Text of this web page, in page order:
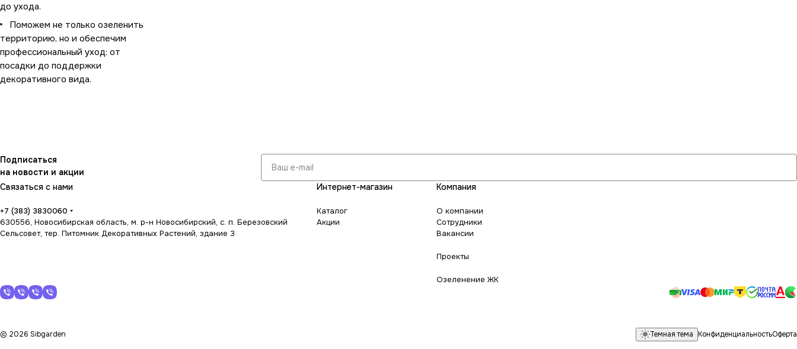
до ухода.
Поможем не только озеленить
территорию, но и обеспечим
профессиональный уход: от
посадки до поддержки
декоративного вида.
Подписаться
на новости и акции
Связаться с нами
+7 (383) 3830060
630556, Новосибирская область, м. р-н Новосибирский, с. п. Березовский
Сельсовет, тер. Питомник Декоративных Растений, здание 3
Интернет-магазин
Каталог
Акции
Компания
О компании
Сотрудники
Вакансии
Проекты
Озеленение ЖК
© 2026 Sibgarden Темная тема КонфиденциальностьОферта